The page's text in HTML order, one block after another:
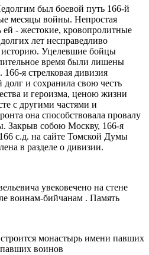
был боевой путь 166-й
месяцы войны. Непростая
ей - жестокие, кровопролитные
лет несправедливо
историю. Уцелевшие бойцы
время были лишены
я стрелковая дивизия
и сохранила свою честь
и героизма, ценою жизни
с другими частями и
она способствовала провалу
Закрыв собою Москву, 166-я
с.д. на сайте Томской Думы
в разделе о дивизии.
увековечено на стене
воинам-бийчанам . Память
монастырь имени павших
воинов